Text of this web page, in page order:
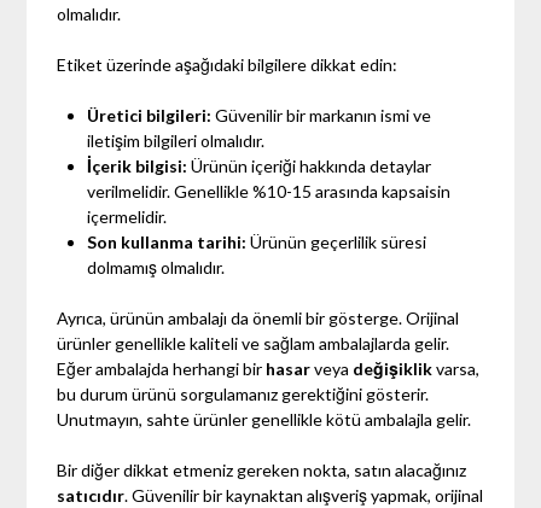
olmalıdır.
Etiket üzerinde aşağıdaki bilgilere dikkat edin:
Üretici bilgileri: Güvenilir bir markanın ismi ve
iletişim bilgileri olmalıdır.
İçerik bilgisi: Ürünün içeriği hakkında detaylar
verilmelidir. Genellikle %10-15 arasında kapsaisin
içermelidir.
Son kullanma tarihi: Ürünün geçerlilik süresi
dolmamış olmalıdır.
Ayrıca, ürünün ambalajı da önemli bir gösterge. Orijinal
ürünler genellikle kaliteli ve sağlam ambalajlarda gelir.
Eğer ambalajda herhangi bir hasarveya değişiklikvarsa,
bu durum ürünü sorgulamanız gerektiğini gösterir.
Unutmayın, sahte ürünler genellikle kötü ambalajla gelir.
Bir diğer dikkat etmeniz gereken nokta, satın alacağınız
satıcıdır. Güvenilir bir kaynaktan alışveriş yapmak, orijinal